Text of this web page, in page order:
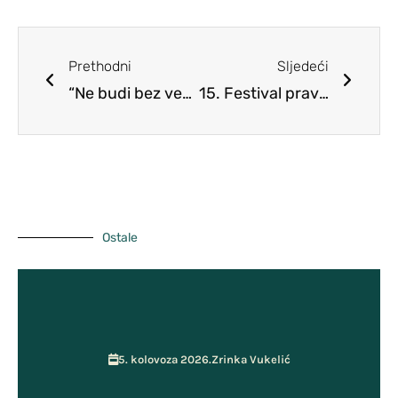
Školski tim za kvalitetu
Pristup informacijama
Prethodni
“Ne budi bez veze, veži se”
Sljedeći
15. Festival prava djece
Ostale
5. kolovoza 2026.Zrinka Vukelić